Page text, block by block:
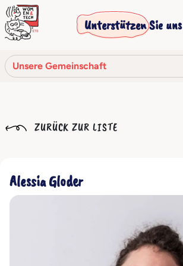
Unterstützen Sie uns
Unsere Gemeinschaft
Unsere Geschichte
Unser Netzwerk
Unsere Gemeinschaft
ZURÜCK ZUR LISTE
Alessia Gloder